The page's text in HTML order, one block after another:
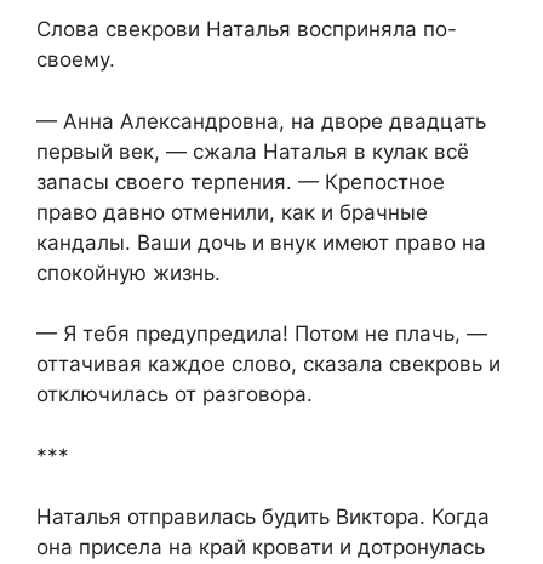
Слова свекрови Наталья восприняла по-
своему.
— Анна Александровна, на дворе двадцать
первый век, — сжала Наталья в кулак всё
запасы своего терпения. — Крепостное
право давно отменили, как и брачные
кандалы. Ваши дочь и внук имеют право на
спокойную жизнь.
— Я тебя предупредила! Потом не плачь, —
оттачивая каждое слово, сказала свекровь и
отключилась от разговора.
***
Наталья отправилась будить Виктора. Когда
она присела на край кровати и дотронулась